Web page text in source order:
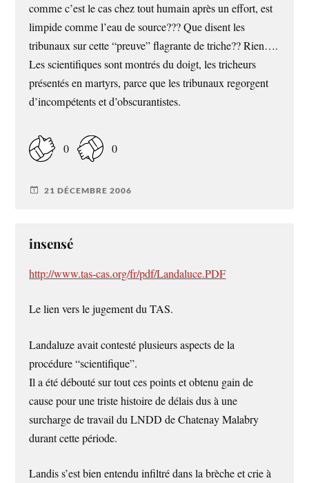
comme c’est le cas chez tout humain après un effort, est
limpide comme l’eau de source??? Que disent les
tribunaux sur cette “preuve” flagrante de triche?? Rien….
Les scientifiques sont montrés du doigt, les tricheurs
présentés en martyrs, parce que les tribunaux regorgent
d’incompétents et d’obscurantistes.
0 0
21 DÉCEMBRE 2006
insensé
http://www.tas-cas.org/fr/pdf/Landaluce.PDF
Le lien vers le jugement du TAS.
Landaluze avait contesté plusieurs aspects de la
procédure “scientifique”.
Il a été débouté sur tout ces points et obtenu gain de
cause pour une triste histoire de délais dus à une
surcharge de travail du LNDD de Chatenay Malabry
durant cette période.
Landis s’est bien entendu infiltré dans la brèche et crie à